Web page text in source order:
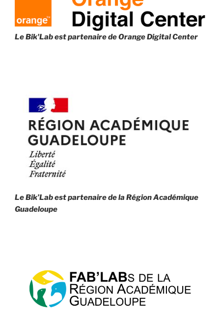
Le Bik'Lab est partenaire deOrange Digital Center
Le Bik’Lab est partenaire de la Région Académique
Guadeloupe